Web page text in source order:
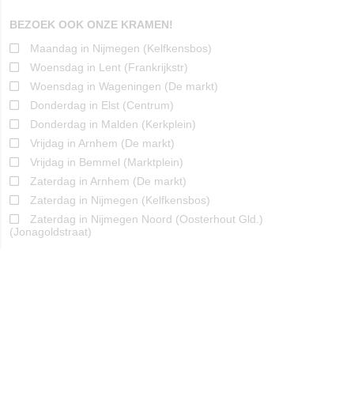
BEZOEK OOK ONZE KRAMEN!
Maandag in Nijmegen (Kelfkensbos)
Woensdag in Lent (Frankrijkstr)
Woensdag in Wageningen (De markt)
Donderdag in Elst (Centrum)
Donderdag in Malden (Kerkplein)
Vrijdag in Arnhem (De markt)
Vrijdag in Bemmel (Marktplein)
Zaterdag in Arnhem (De markt)
Zaterdag in Nijmegen (Kelfkensbos)
Zaterdag in Nijmegen Noord (Oosterhout Gld.)
(Jonagoldstraat)